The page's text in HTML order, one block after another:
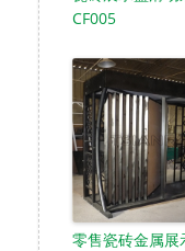
CF005
零售瓷砖金属展